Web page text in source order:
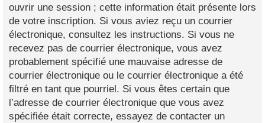
ouvrir une session ; cette information était présente lors
de votre inscription. Si vous aviez reçu un courrier
électronique, consultez les instructions. Si vous ne
recevez pas de courrier électronique, vous avez
probablement spécifié une mauvaise adresse de
courrier électronique ou le courrier électronique a été
filtré en tant que pourriel. Si vous êtes certain que
l’adresse de courrier électronique que vous avez
spécifiée était correcte, essayez de contacter un